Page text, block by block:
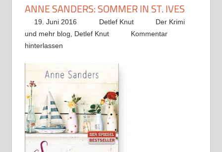
ANNE SANDERS: SOMMER IN ST. IVES
19. Juni 2016 Detlef Knut
Der Krimi
und mehr blog
Detlef Knut
Kommentar
hinterlassen